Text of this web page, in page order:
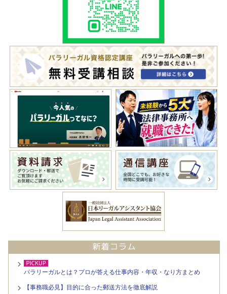
パラリーガルとは？プロが答える仕事内容・年収・なり方まとめ
【事務職必見】目的に合った郵送方法を徹底解説